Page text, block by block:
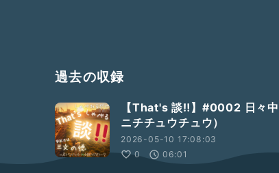
過去の収録
【That's 談‼️】#0002 日々
ニチチュウチュウ）
2026-05-10 17:08:03
0
06:01